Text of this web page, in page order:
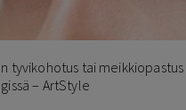
tyvikohotus tai meikkiopastus
– ArtStyle